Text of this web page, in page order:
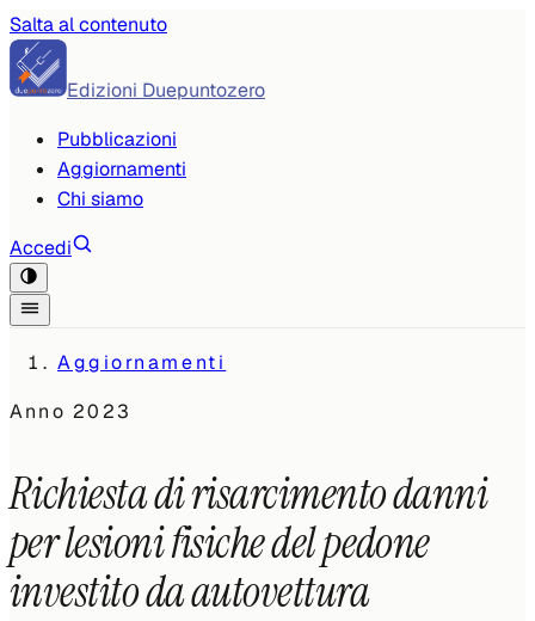
Salta al contenuto
Edizioni Duepuntozero
Pubblicazioni
Aggiornamenti
Chi siamo
Accedi
Aggiornamenti
Anno2023
Richiesta di risarcimento danni
per lesioni fisiche del pedone
investito da autovettura